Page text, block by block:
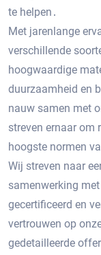
te helpen․
Met jarenlange
verschillende
hoogwaardige
duurzaamheid en
nauw samen met
streven ernaar om
hoogste normen
Wij streven naar
samenwerking
gecertificeerd en
vertrouwen op
gedetailleerde